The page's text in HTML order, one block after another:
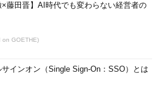
and installed
Update. To get the
for this update, go to the Microsoft
自動的にダウンロードおよびインス
更新プログラムのスタンドアロンパ
×藤田晋】AI時代でも変わらない経営者の
on GOETHE)
サインオン（Single Sign-On：SSO）とは